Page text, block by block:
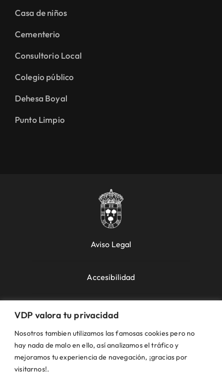
VDP valora tu privacidad
Nosotros tambien utilizamos las famosas cookies pero no
hay nada de malo en ello, así analizamos el tráfico y
mejoramos tu experiencia de navegación, ¡gracias por
visitarnos!.
Casa de niños
Cementerio
Consultorio Local
Colegio público
Dehesa Boyal
Punto Limpio
Aviso Legal
Accesibilidad
Política de Cookies
Política de Privacidad